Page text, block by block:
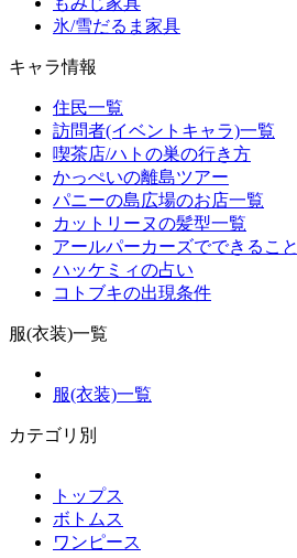
氷/雪だるま家具
キャラ情報
住民一覧
訪問者(イベントキャラ)一覧
喫茶店/ハトの巣の行き方
かっぺいの離島ツアー
パニーの島広場のお店一覧
カットリーヌの髪型一覧
アールパーカーズでできること
ハッケミィの占い
コトブキの出現条件
服(衣装)一覧
服(衣装)一覧
カテゴリ別
トップス
ボトムス
ワンピース